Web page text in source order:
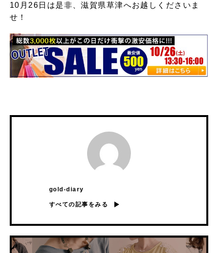
10月26日は是非、滋賀県草津へお越しくださいま
せ！
gold-diary
すべての記事をみる